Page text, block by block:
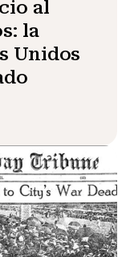
al
la
Unidos